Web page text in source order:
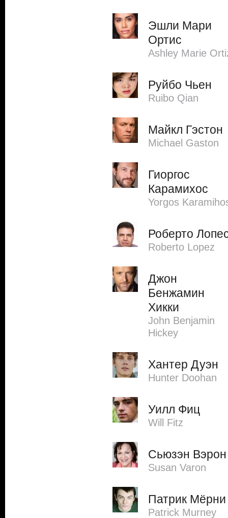
Эшли Мари
Ортис
Ashley Marie
Руйбо Чьен
Ruibo Qian
Майкл Гэстон
Michael Gaston
Гиоргос
Карамихос
Yorgos
Роберто
Roberto Lopez
Джон
Бенжамин
Хикки
John Benjamin
Hickey
Хантер Дуэн
Hunter Doohan
Уилл Фиц
Will Fitz
Сьюзэн Вэрон
Susan Varon
Патрик Мёрни
Patrick Murney